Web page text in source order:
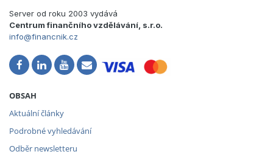
Server od roku 2003 vydává
Centrum finančního vzdělávání, s.r.o.
info@financnik.cz
OBSAH
Aktuální články
Podrobné vyhledávání
Odběr newsletteru